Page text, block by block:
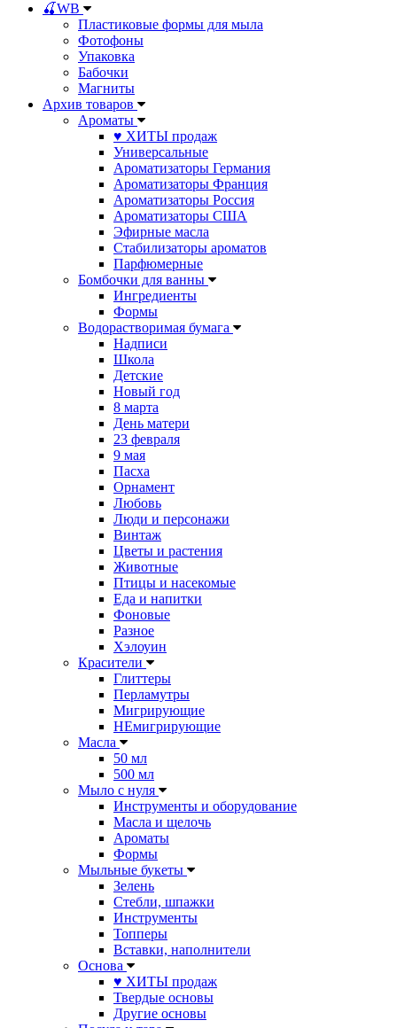
🍒WB
Пластиковые формы для мыла
Фотофоны
Упаковка
Бабочки
Магниты
Архив товаров
Ароматы
♥ ХИТЫ продаж
Универсальные
Ароматизаторы Германия
Ароматизаторы Франция
Ароматизаторы Россия
Ароматизаторы США
Эфирные масла
Стабилизаторы ароматов
Парфюмерные
Бомбочки для ванны
Ингредиенты
Формы
Водорастворимая бумага
Надписи
Школа
Детские
Новый год
8 марта
День матери
23 февраля
9 мая
Пасха
Орнамент
Любовь
Люди и персонажи
Винтаж
Цветы и растения
Животные
Птицы и насекомые
Еда и напитки
Фоновые
Разное
Хэлоуин
Красители
Глиттеры
Перламутры
Мигрирующие
НЕмигрирующие
Масла
50 мл
500 мл
Мыло с нуля
Инструменты и оборудование
Масла и щелочь
Ароматы
Формы
Мыльные букеты
Зелень
Стебли, шпажки
Инструменты
Топперы
Вставки, наполнители
Основа
♥ ХИТЫ продаж
Твердые основы
Другие основы